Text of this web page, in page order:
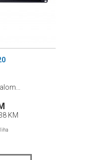
KM